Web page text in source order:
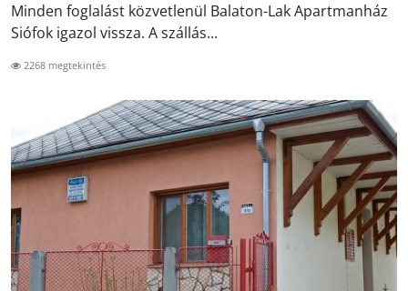
Minden foglalást közvetlenül Balaton-Lak Apartmanház
Siófok igazol vissza. A szállás...
2268 megtekintés